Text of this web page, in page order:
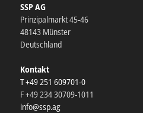
SSP AG
Prinzipalmarkt 45-46
48143 Münster
Deutschland
Kontakt
T +49 251 609701-0
F +49 234 30709-1011
info@ssp.ag